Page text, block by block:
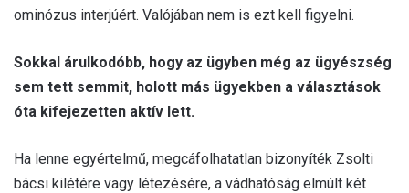
ominózus interjúért. Valójában nem is ezt kell figyelni.
Sokkal árulkodóbb, hogy az ügyben még az ügyészség
sem tett semmit, holott más ügyekben a választások
óta kifejezetten aktív lett.
Ha lenne egyértelmű, megcáfolhatatlan bizonyíték Zsolti
bácsi kilétére vagy létezésére, a vádhatóság elmúlt két